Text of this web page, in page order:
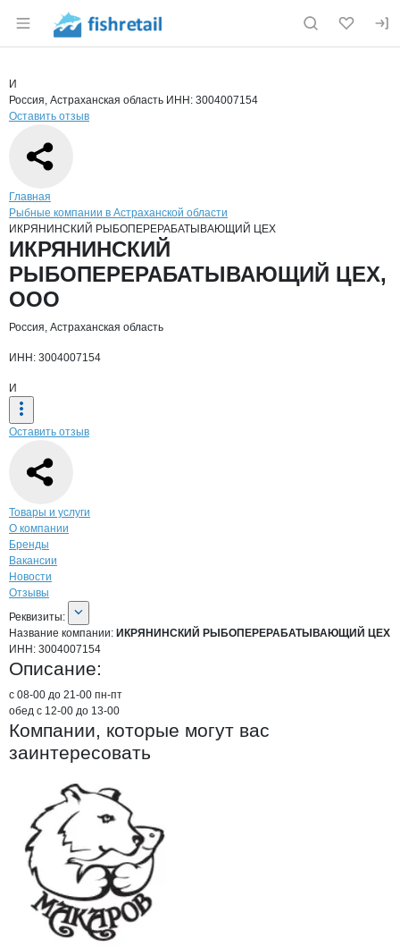
Раздел навигации по сайту fishretail.ru
Страница компании
Страница компании
Краткая информация о компании
И
Россия, Астраханская область ИНН: 3004007154
Оставить отзыв
Навигация по сайту
Главная
Рыбные компании в Астраханской области
ИКРЯНИНСКИЙ РЫБОПЕРЕРАБАТЫВАЮЩИЙ ЦЕХ
Основная информация о компании
ИКРЯНИНСКИЙ
РЫБОПЕРЕРАБАТЫВАЮЩИЙ ЦЕХ,
ООО
Россия, Астраханская область
ИНН: 3004007154
И
Оставить отзыв
Навигация по странице
Товары и услуги
О компании
Бренды
Вакансии
Новости
Отзывы
О компании
Реквизиты
Реквизиты:
Название компании: ИКРЯНИНСКИЙ РЫБОПЕРЕРАБАТЫВАЮЩИЙ ЦЕХ
ИНН: 3004007154
Описание:
с 08-00 до 21-00 пн-пт
обед с 12-00 до 13-00
Компании, которые могут вас
заинтересовать